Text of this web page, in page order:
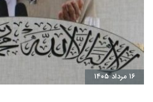
۱۶ مرداد ۱۴۰۵